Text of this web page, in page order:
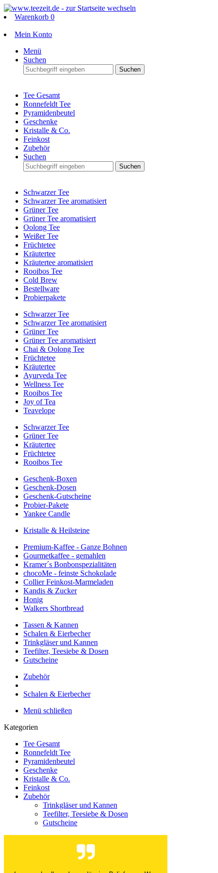
Warenkorb 0
Mein Konto
Menü
Suchen
Suchen
Tee Gesamt
Ronnefeldt Tee
Pyramidenbeutel
Geschenke
Kristalle & Co.
Feinkost
Zubehör
Suchen
Suchen
Schwarzer Tee
Schwarzer Tee aromatisiert
Grüner Tee
Grüner Tee aromatisiert
Oolong Tee
Weißer Tee
Früchtetee
Kräutertee
Kräutertee aromatisiert
Rooibos Tee
Cold Brew
Bestellware
Probierpakete
Schwarzer Tee
Schwarzer Tee aromatisiert
Grüner Tee
Grüner Tee aromatisiert
Chai & Oolong Tee
Früchtetee
Kräutertee
Ayurveda Tee
Wellness Tee
Rooibos Tee
Joy of Tea
Teavelope
Schwarzer Tee
Grüner Tee
Kräutertee
Früchtetee
Rooibos Tee
Geschenk-Boxen
Geschenk-Dosen
Geschenk-Gutscheine
Probier-Pakete
Yankee Candle
Kristalle & Heilsteine
Premium-Kaffee - Ganze Bohnen
Gourmetkaffee - gemahlen
Kramer´s Bonbonspezialitäten
chocoMe - feinste Schokolade
Collier Feinkost-Marmeladen
Kandis & Zucker
Honig
Walkers Shortbread
Tassen & Kannen
Schalen & Eierbecher
Trinkgläser und Kannen
Teefilter, Teesiebe & Dosen
Gutscheine
Zubehör
Schalen & Eierbecher
Menü schließen
Kategorien
Tee Gesamt
Ronnefeldt Tee
Pyramidenbeutel
Geschenke
Kristalle & Co.
Feinkost
Zubehör
Trinkgläser und Kannen
Teefilter, Teesiebe & Dosen
Gutscheine